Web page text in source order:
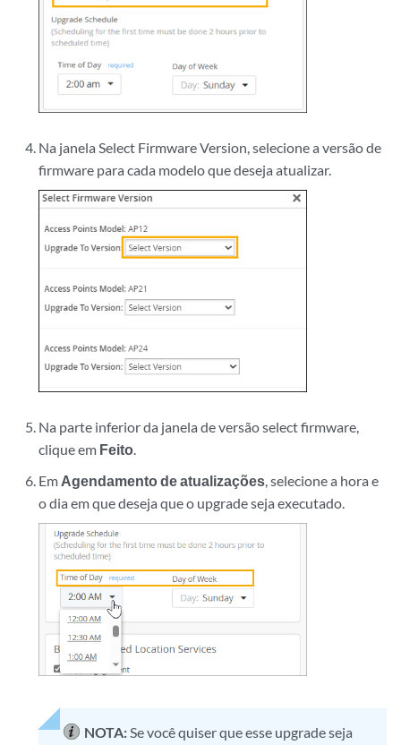
Na janela Select Firmware Version, selecione a versão de
firmware para cada modelo que deseja atualizar.
Na parte inferior da janela de versão select firmware,
clique em Feito.
Em Agendamento de atualizações, selecione a hora e
o dia em que deseja que o upgrade seja executado.
NOTA:Se você quiser que esse upgrade seja